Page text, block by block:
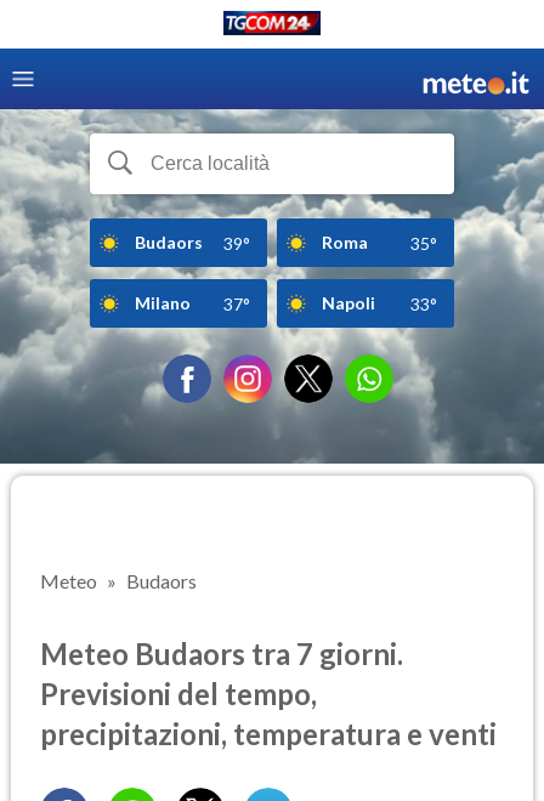
Budaors 39° Roma 35°
Milano 37° Napoli 33°
Meteo Budaors
Meteo Budaors tra 7 giorni.
Previsioni del tempo,
precipitazioni, temperatura e venti